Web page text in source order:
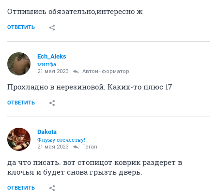
Отпишись обязательно,интересно ж
ОТВЕТИТЬ
Ech_Aleks
минфа
21 мая 2023 Автоинформатор
Прохладно в нерезиновой. Каких-то плюс 17
ОТВЕТИТЬ
Dаkota
Флужу отечеству!
21 мая 2023 Taran
да что писать. вот стопицот коврик раздерет в
клочья и будет снова грызть дверь.
ОТВЕТИТЬ